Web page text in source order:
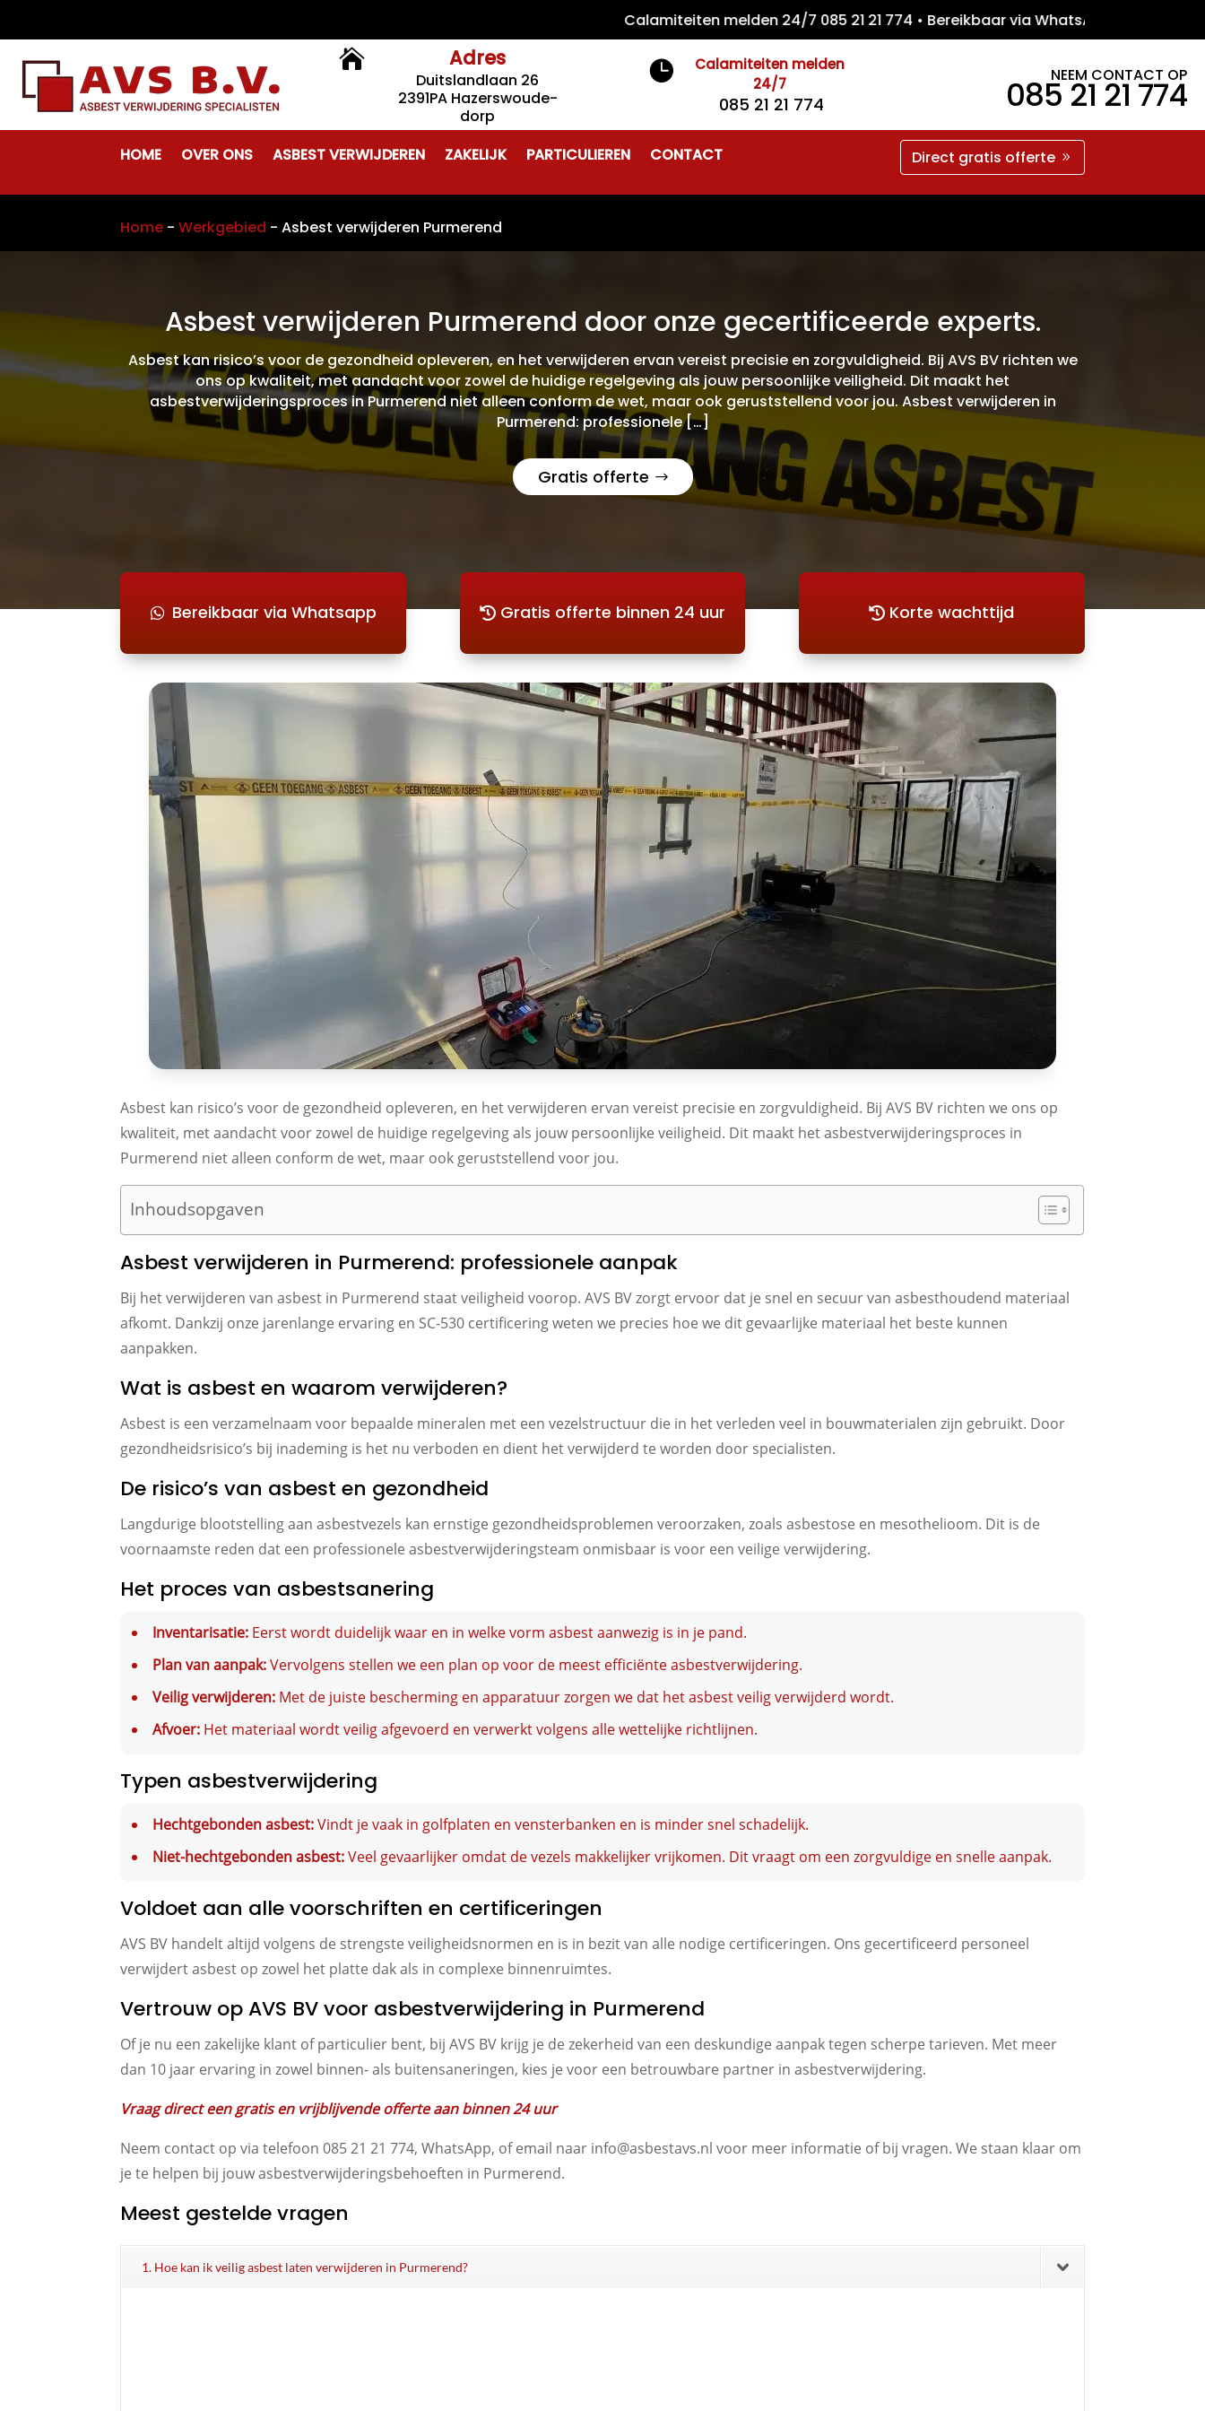
Calamiteiten melden 24/7 085 21 21 774 • Bereikbaar via WhatsApp •
 Adres
Duitslandlaan 26
2391PA Hazerswoude-
dorp

Calamiteiten melden
24/7
085 21 21 774
NEEM CONTACT OP
085 21 21 774
HOME OVER ONS ASBEST VERWIJDEREN ZAKELIJK PARTICULIEREN CONTACT Direct gratis offerte
Home -Werkgebied -Asbest verwijderen Purmerend
Asbest verwijderen Purmerend door onze gecertificeerde experts.
Asbest kan risico’s voor de gezondheid opleveren, en het verwijderen ervan vereist precisie en zorgvuldigheid. Bij AVS BV richten we
ons op kwaliteit, met aandacht voor zowel de huidige regelgeving als jouw persoonlijke veiligheid. Dit maakt het
asbestverwijderingsproces in Purmerend niet alleen conform de wet, maar ook geruststellend voor jou. Asbest verwijderen in
Purmerend: professionele […]
Gratis offerte
Bereikbaar via Whatsapp Gratis offerte binnen 24 uur Korte wachttijd
Asbest kan risico’s voor de gezondheid opleveren, en het verwijderen ervan vereist precisie en zorgvuldigheid. Bij AVS BV richten we ons op
kwaliteit, met aandacht voor zowel de huidige regelgeving als jouw persoonlijke veiligheid. Dit maakt het asbestverwijderingsproces in
Purmerend niet alleen conform de wet, maar ook geruststellend voor jou.
Inhoudsopgaven
Asbest verwijderen in Purmerend: professionele aanpak
Bij het verwijderen van asbest in Purmerend staat veiligheid voorop. AVS BV zorgt ervoor dat je snel en secuur van asbesthoudend materiaal
afkomt. Dankzij onze jarenlange ervaring en SC-530 certificering weten we precies hoe we dit gevaarlijke materiaal het beste kunnen
aanpakken.
Wat is asbest en waarom verwijderen?
Asbest is een verzamelnaam voor bepaalde mineralen met een vezelstructuur die in het verleden veel in bouwmaterialen zijn gebruikt. Door
gezondheidsrisico’s bij inademing is het nu verboden en dient het verwijderd te worden door specialisten.
De risico’s van asbest en gezondheid
Langdurige blootstelling aan asbestvezels kan ernstige gezondheidsproblemen veroorzaken, zoals asbestose en mesothelioom. Dit is de
voornaamste reden dat een professionele asbestverwijderingsteam onmisbaar is voor een veilige verwijdering.
Het proces van asbestsanering
Inventarisatie: Eerst wordt duidelijk waar en in welke vorm asbest aanwezig is in je pand.
Plan van aanpak:Vervolgens stellen we een plan op voor de meest efficiënte asbestverwijdering.
Veilig verwijderen: Met de juiste bescherming en apparatuur zorgen we dat het asbest veilig verwijderd wordt.
Afvoer: Het materiaal wordt veilig afgevoerd en verwerkt volgens alle wettelijke richtlijnen.
Typen asbestverwijdering
Hechtgebonden asbest:Vindt je vaak in golfplaten en vensterbanken en is minder snel schadelijk.
Niet-hechtgebonden asbest:Veel gevaarlijker omdat de vezels makkelijker vrijkomen. Dit vraagt om een zorgvuldige en snelle aanpak.
Voldoet aan alle voorschriften en certificeringen
AVS BV handelt altijd volgens de strengste veiligheidsnormen en is in bezit van alle nodige certificeringen. Ons gecertificeerd personeel
verwijdert asbest op zowel het platte dak als in complexe binnenruimtes.
Vertrouw op AVS BV voor asbestverwijdering in Purmerend
Of je nu een zakelijke klant of particulier bent, bij AVS BV krijg je de zekerheid van een deskundige aanpak tegen scherpe tarieven. Met meer
dan 10 jaar ervaring in zowel binnen- als buitensaneringen, kies je voor een betrouwbare partner in asbestverwijdering.
Vraag direct een gratis en vrijblijvende offerte aan binnen 24 uur
Neem contact op via telefoon 085 21 21 774, WhatsApp, of email naar info@asbestavs.nl voor meer informatie of bij vragen. We staan klaar om
je te helpen bij jouw asbestverwijderingsbehoeften in Purmerend.
Meest gestelde vragen
1. Hoe kan ik veilig asbest laten verwijderen in Purmerend?